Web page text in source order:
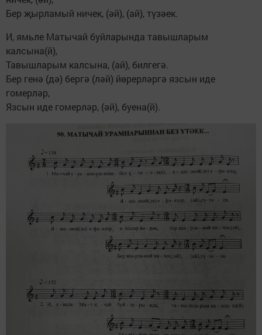
Бер җырламый ничек, (әй), (ай), түзәек.
И, ямьле Матычай буйларында тавышларым
калсына(й),
Тавышларым калсына, (ай), билгегә.
Бер генә (дә) бергә (ләй) йөрерләргә язсын иде
гомерләр,
Язсын иде гомерләр, (әй), буена(й).